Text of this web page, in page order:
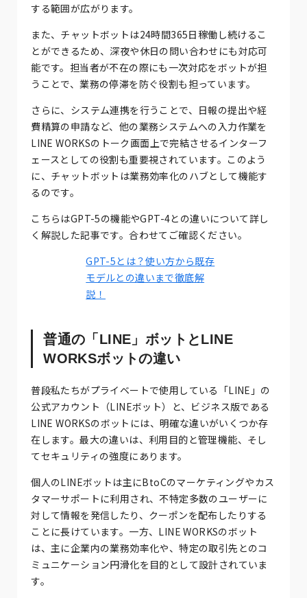
する範囲が広がります。
また、チャットボットは24時間365日稼働し続けるこ
とができるため、深夜や休日の問い合わせにも対応可
能です。担当者が不在の際にも一次対応をボットが担
うことで、業務の停滞を防ぐ役割も担っています。
さらに、システム連携を行うことで、日報の提出や経
費精算の申請など、他の業務システムへの入力作業を
LINE WORKSのトーク画面上で完結させるインターフ
ェースとしての役割も重要視されています。このよう
に、チャットボットは業務効率化のハブとして機能す
るのです。
こちらはGPT-5の機能やGPT-4との違いについて詳し
く解説した記事です。合わせてご確認ください。
GPT-5とは？使い方から既存
モデルとの違いまで徹底解
説！
普通の「LINE」ボットとLINE
WORKSボットの違い
普段私たちがプライベートで使用している「LINE」の
公式アカウント（LINEボット）と、ビジネス版である
LINE WORKSのボットには、明確な違いがいくつか存
在します。最大の違いは、利用目的と管理機能、そし
てセキュリティの強度にあります。
個人のLINEボットは主にBtoCのマーケティングやカス
タマーサポートに利用され、不特定多数のユーザーに
対して情報を発信したり、クーポンを配布したりする
ことに長けています。一方、LINE WORKSのボット
は、主に企業内の業務効率化や、特定の取引先とのコ
ミュニケーション円滑化を目的として設計されていま
す。